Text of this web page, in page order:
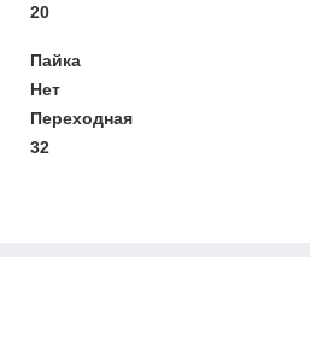
20
Пайка
Нет
Переходная
32